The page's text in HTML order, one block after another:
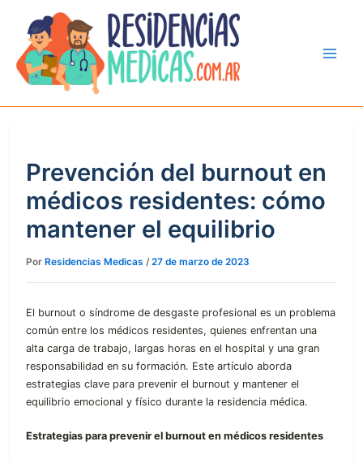
contenido
Prevención del burnout en
médicos residentes: cómo
mantener el equilibrio
Por Residencias Medicas /27 de marzo de 2023
El burnout o síndrome de desgaste profesional es un problema
común entre los médicos residentes, quienes enfrentan una
alta carga de trabajo, largas horas en el hospital y una gran
responsabilidad en su formación. Este artículo aborda
estrategias clave para prevenir el burnout y mantener el
equilibrio emocional y físico durante la residencia médica.
Estrategias para prevenir el burnout en médicos residentes